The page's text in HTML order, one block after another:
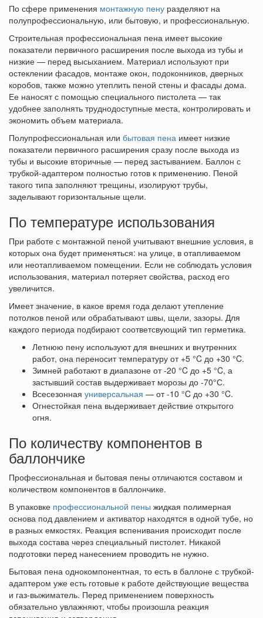
По сфере применения монтажную пену разделяют на
полупрофессиональную, или бытовую, и профессиональную.
Строительная профессиональная пена имеет высокие
показатели первичного расширения после выхода из тубы и
низкие — перед высыханием. Материал используют при
остеклении фасадов, монтаже окон, подоконников, дверных
коробов, также можно утеплить пеной стены и фасады дома.
Ее наносят с помощью специального пистолета — так
удобнее заполнять труднодоступные места, контролировать и
экономить объем материала.
Полупрофессиональная или бытовая пена имеет низкие
показатели первичного расширения сразу после выхода из
тубы и высокие вторичные — перед застыванием. Баллон с
трубкой-адаптером полностью готов к применению. Пеной
такого типа заполняют трещины, изолируют трубы,
заделывают горизонтальные щели.
По температуре использования
При работе с монтажной пеной учитывают внешние условия, в
которых она будет применяться: на улице, в отапливаемом
или неотапливаемом помещении. Если не соблюдать условия
использования, материал потеряет свойства, расход его
увеличится.
Имеет значение, в какое время года делают утепление
потолков пеной или обрабатывают швы, щели, зазоры. Для
каждого периода подбирают соответсвующий тип герметика.
Летнюю пену используют для внешних и внутренних
работ, она переносит температуру от +5 °C до +30 °C.
Зимней работают в диапазоне от -20 °C до +5 °C, а
застывший состав выдерживает морозы до -70°С.
Всесезонная универсальная — от -10 °C до +30 °C.
Огнестойкая пена выдерживает действие открытого
огня.
По количеству компонентов в
баллончике
Профессиональная и бытовая пены отличаются составом и
количеством компонентов в баллончике.
В упаковке профессиональной пены жидкая полимерная
основа под давлением и активатор находятся в одной тубе, но
в разных емкостях. Реакция вспенивания происходит после
выхода состава через специальный пистолет. Никакой
подготовки перед нанесением проводить не нужно.
Бытовая пена однокомпонентная, то есть в баллоне с трубкой-
адаптером уже есть готовые к работе действующие вещества
и газ-выжиматель. Перед применением поверхность
обязательно увлажняют, чтобы произошла реакция